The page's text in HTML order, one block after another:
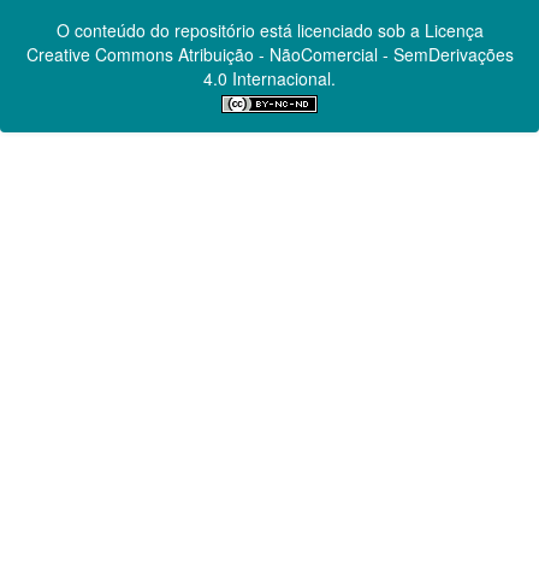
O conteúdo do repositório está licenciado sob a Licença
Creative CommonsAtribuição - NãoComercial - SemDerivações
4.0 Internacional.